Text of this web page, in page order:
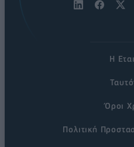
Η
Όροι
Πολιτική